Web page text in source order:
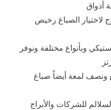
أذواق
لاختيار الصباغ رخيص
وبأنواع مختلفة ونوفر
ونصف لمعة أيضاً صباغ
للشركات والأبراج